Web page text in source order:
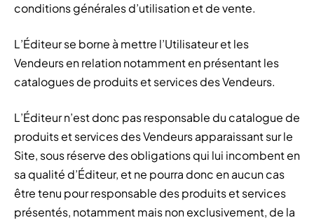
conditions générales d’utilisation et de vente.
L’Éditeur se borne à mettre l’Utilisateur et les
Vendeurs en relation notamment en présentant les
catalogues de produits et services des Vendeurs.
L’Éditeur n’est donc pas responsable du catalogue de
produits et services des Vendeurs apparaissant sur le
Site, sous réserve des obligations qui lui incombent en
sa qualité d’Éditeur, et ne pourra donc en aucun cas
être tenu pour responsable des produits et services
présentés, notamment mais non exclusivement, de la